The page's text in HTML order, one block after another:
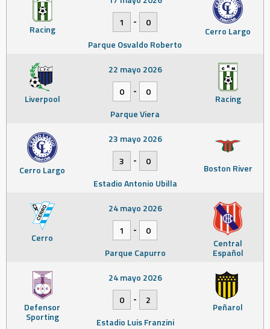
Racing Cerro Largo
1
-
0
Parque Osvaldo Roberto
Liverpool Racing
22 mayo 2026
0
-
0
Parque Viera
Cerro Largo Boston River
23 mayo 2026
3
-
0
Estadio Antonio Ubilla
Cerro Central
Español
24 mayo 2026
1
-
0
Parque Capurro
Defensor
Sporting
Peñarol
24 mayo 2026
0
-
2
Estadio Luis Franzini